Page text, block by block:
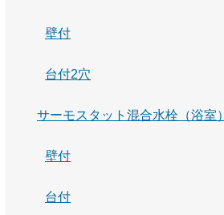
壁付
台付2穴
サーモスタット混合水栓（浴室）
壁付
台付